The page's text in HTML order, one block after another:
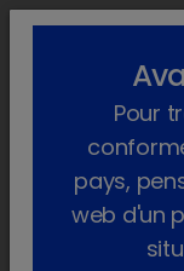
Chat
Pour
pays,
web d'un